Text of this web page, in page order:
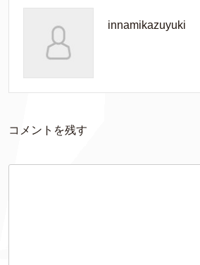
innamikazuyuki
コメントを残す